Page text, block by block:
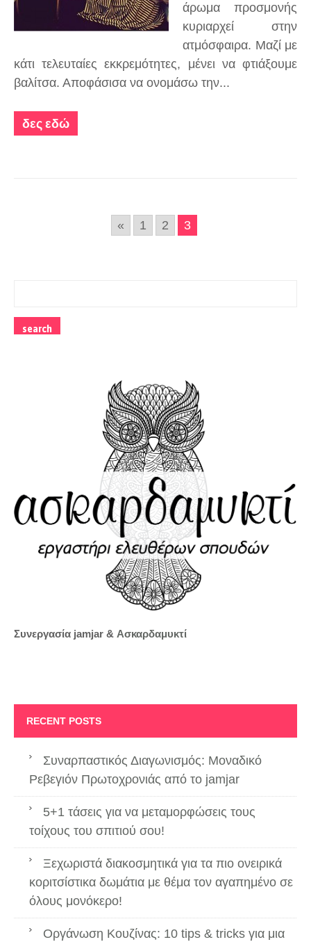
άρωμα προσμονής
κυριαρχεί στην
ατμόσφαιρα. Μαζί με
κάτι τελευταίες εκκρεμότητες, μένει να φτιάξουμε
βαλίτσα. Αποφάσισα να ονομάσω την...
δες εδώ
« 1 2 3
Συνεργασία jamjar & Ασκαρδαμυκτί
RECENT POSTS
Συναρπαστικός Διαγωνισμός: Μοναδικό
Ρεβεγιόν Πρωτοχρονιάς από το jamjar
5+1 τάσεις για να μεταμορφώσεις τους
τοίχους του σπιτιού σου!
Ξεχωριστά διακοσμητικά για τα πιο ονειρικά
κοριτσίστικα δωμάτια με θέμα τον αγαπημένο σε
όλους μονόκερο!
Οργάνωση Κουζίνας: 10 tips & tricks για μια